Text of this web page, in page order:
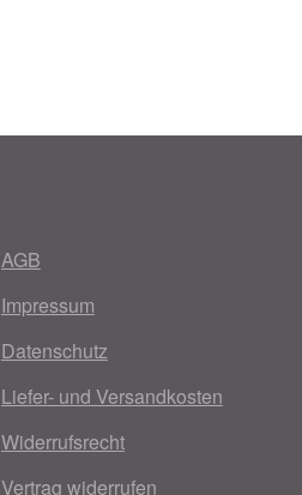
AGB
Impressum
Datenschutz
Liefer- und Versandkosten
Widerrufsrecht
Vertrag widerrufen